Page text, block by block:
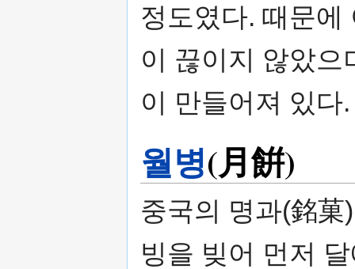
정도였다. 때문에
이 끊이지 않았으
이 만들어져 있다.
월병(月餠)
중국의 명과(銘
빙을 빚어 먼저